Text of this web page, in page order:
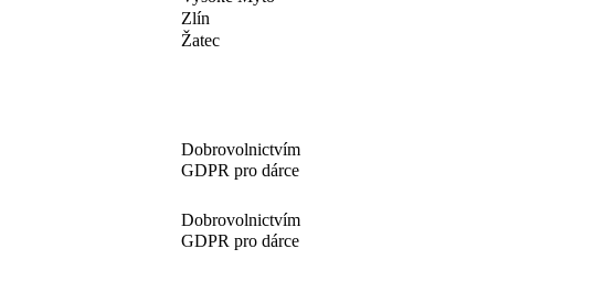
Zlín
Žatec
Dobrovolnictvím
GDPR pro dárce
Dobrovolnictvím
GDPR pro dárce